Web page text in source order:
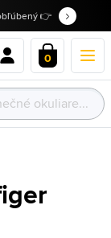
👉
0